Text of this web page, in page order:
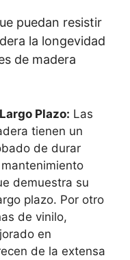
puedan resistir
la longevidad
de madera
Plazo: Las
tienen un
de durar
demuestra su
plazo. Por otro
de vinilo,
en
de la extensa